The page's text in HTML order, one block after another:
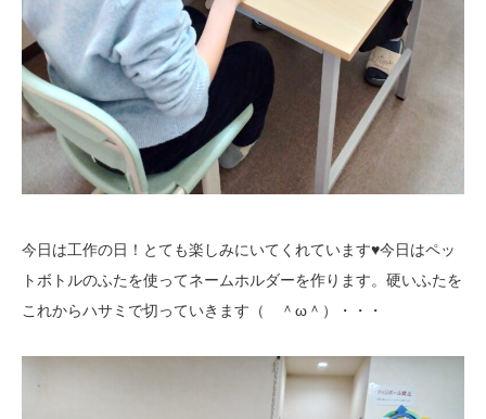
今日は工作の日！とても楽しみにいてくれています♥今日はペッ
トボトルのふたを使ってネームホルダーを作ります。硬いふたを
これからハサミで切っていきます（ ＾ω＾）・・・